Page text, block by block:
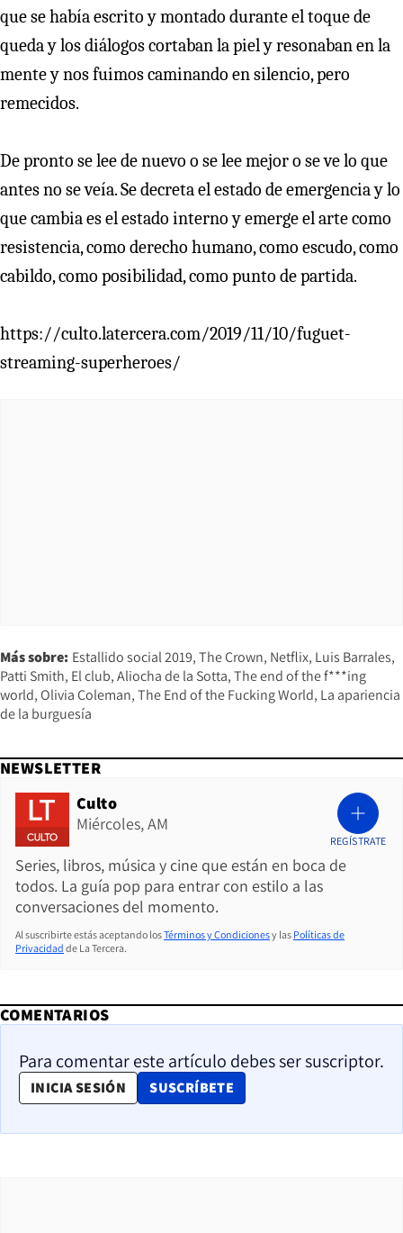
que se había escrito y montado durante el toque de
queda y los diálogos cortaban la piel y resonaban en la
mente y nos fuimos caminando en silencio, pero
remecidos.
De pronto se lee de nuevo o se lee mejor o se ve lo que
antes no se veía. Se decreta el estado de emergencia y lo
que cambia es el estado interno y emerge el arte como
resistencia, como derecho humano, como escudo, como
cabildo, como posibilidad, como punto de partida.
https://culto.latercera.com/2019/11/10/fuguet-
streaming-superheroes/
Más sobre: Estallido social 2019 The Crown Netflix Luis Barrales
Patti Smith El club Aliocha de la Sotta The end of the f***ing
world Olivia Coleman The End of the Fucking World La apariencia
de la burguesía
NEWSLETTER
Culto
Miércoles, AM
Series, libros, música y cine que están en boca de
todos. La guía pop para entrar con estilo a las
conversaciones del momento.
REGÍSTRATE
Al suscribirte estás aceptando losTérminos y Condicionesy las Políticas de
Privacidad de La Tercera.
COMENTARIOS
Para comentar este artículo debes ser suscriptor.
INICIA SESIÓN SUSCRÍBETE
OPENS IN NEW WINDOW